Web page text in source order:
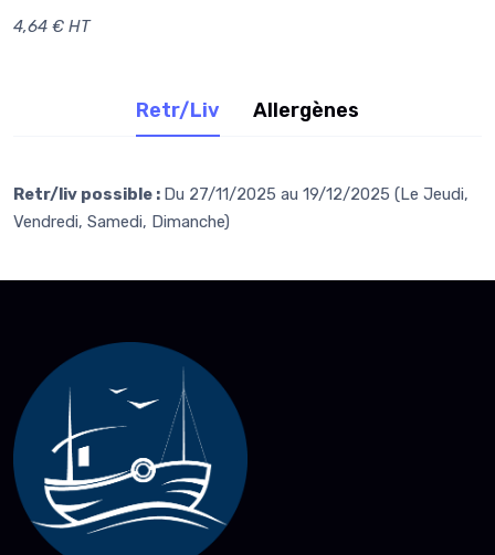
4,64 € HT
Retr/Liv Allergènes
Retr/liv possible : Du 27/11/2025 au 19/12/2025 (Le Jeudi,
Vendredi, Samedi, Dimanche)